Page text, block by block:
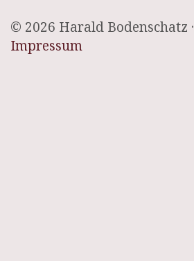
© 2026 Harald Bodenschatz ·
Impressum